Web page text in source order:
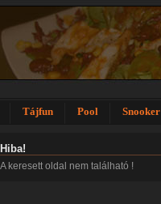
Tájfun Pool Snooker
Hiba!
A keresett oldal nem található !